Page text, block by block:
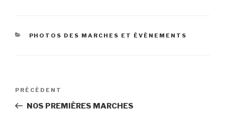
CATÉGORIES
PHOTOS DES MARCHES ET ÉVÈNEMENTS
Navigation
l’article
Article
précédent
PRÉCÉDENT
NOS PREMIÈRES MARCHES